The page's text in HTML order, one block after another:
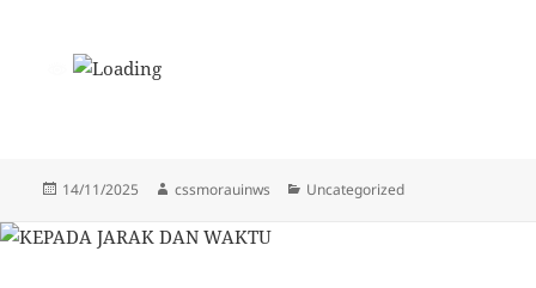
Diposkan
14/11/2025 Penulis
cssmorauinws Kategori
Uncategorized